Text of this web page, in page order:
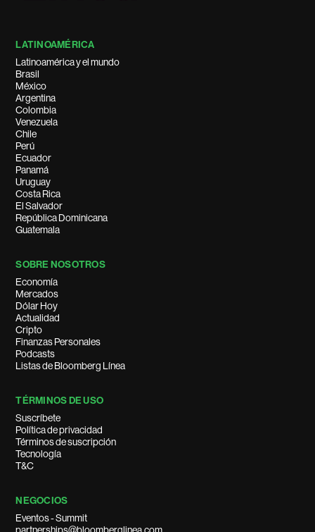
LATINOAMÉRICA
Latinoamérica y el mundo
Brasil
México
Argentina
Colombia
Venezuela
Chile
Perú
Ecuador
Panamá
Uruguay
Costa Rica
El Salvador
República Dominicana
Guatemala
SOBRE NOSOTROS
Economía
Mercados
Dólar Hoy
Actualidad
Cripto
Finanzas Personales
Podcasts
Listas de Bloomberg Línea
TÉRMINOS DE USO
Suscríbete
Política de privacidad
Términos de suscripción
Tecnología
T&C
NEGOCIOS
Eventos - Summit